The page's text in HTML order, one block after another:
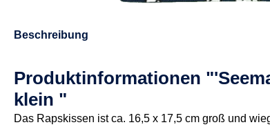
Beschreibung
Produktinformationen
klein "
Das Rapskissen ist ca. 16,5 x 17,5 cm groß und